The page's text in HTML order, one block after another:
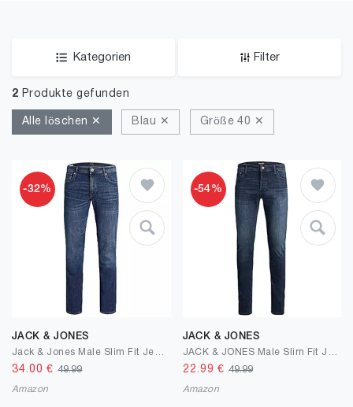
Kategorien Filter
2 Produkte gefunden
Alle löschen ✕ Blau ✕ Größe 40 ✕
-32%
JACK & JONES
34.00 €49.99
Amazon
-54%
JACK & JONES
22.99 € 49.99
Amazon